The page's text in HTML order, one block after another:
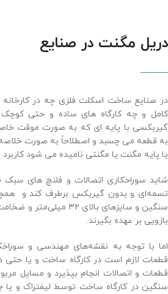
دریل مگنت در صنایع
در صنایع ساخت اسکلت فلزی چه در کارخانه
کامل و چه کارگاه های ساده و حتی کوچک
گیربکسی با پایه ای که به صورت موقت
به قطعه می چسبد و اصطلاحاً به صورت
یا پایه مگنت یا مگنتی نامیده می شود
شاید سوراخکاری اتصالات و فلنچ های سبک
تسمه‌ای و بدون گیربکس برطرف کند و
سنگین و سایزهای بالای ۳۲
بازویی بر عهده بگیرند.
اما با توجه به نقشه‌های مهندسی و
قطعات لازم است در کارگاه ساخت و یا حتی
قطعات و اتصالات انجام بپذیرد و مسایل
سنگین در کارگاه ساخت توسط لیفتراک و یا